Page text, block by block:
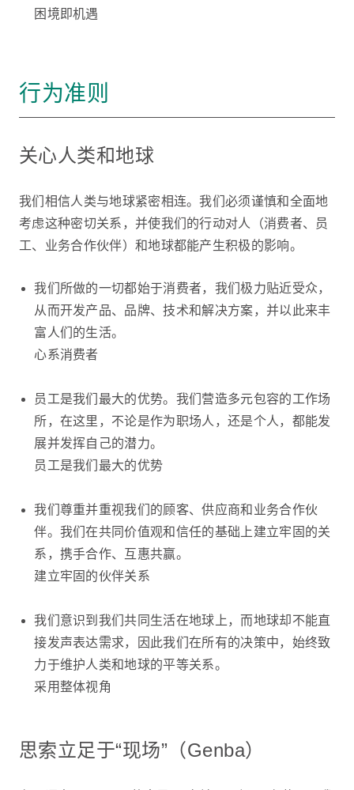
困境即机遇
行为准则
关心人类和地球
我们相信人类与地球紧密相连。我们必须谨慎和全面地
考虑这种密切关系，并使我们的行动对人（消费者、员
工、业务合作伙伴）和地球都能产生积极的影响。
我们所做的一切都始于消费者，我们极力贴近受众，
从而开发产品、品牌、技术和解决方案，并以此来丰
富人们的生活。
心系消费者
员工是我们最大的优势。我们营造多元包容的工作场
所，在这里，不论是作为职场人，还是个人，都能发
展并发挥自己的潜力。
员工是我们最大的优势
我们尊重并重视我们的顾客、供应商和业务合作伙
伴。我们在共同价值观和信任的基础上建立牢固的关
系，携手合作、互惠共赢。
建立牢固的伙伴关系
我们意识到我们共同生活在地球上，而地球却不能直
接发声表达需求，因此我们在所有的决策中，始终致
力于维护人类和地球的平等关系。
采用整体视角
思索立足于“现场”（Genba）